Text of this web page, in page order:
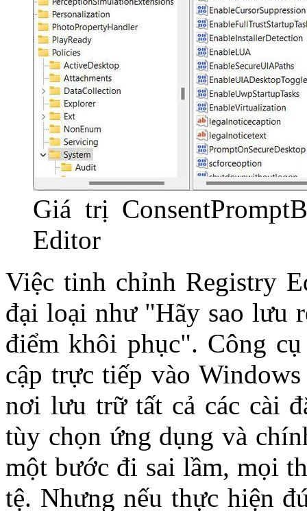
Giá trị
Editor
Việc tinh chỉnh Registry
đại loại như "Hãy sao lưu
điểm khôi phục". Công
cập trực tiếp vào
nơi lưu trữ tất cả các cài
tùy chọn ứng dụng và
một bước đi sai lầm, mọi
tệ. Nhưng nếu thực hiện